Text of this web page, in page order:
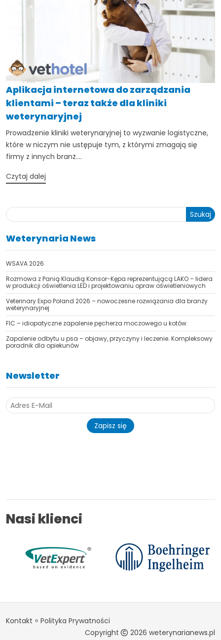
Aplikacja internetowa do zarządzania
klientami – teraz także dla kliniki
weterynaryjnej
Prowadzenie kliniki weterynaryjnej to wyzwanie logistyczne,
które w niczym nie ustępuje tym, z którymi zmagają się
firmy z innych branż....
Czytaj dalej
Szukaj
Weterynaria News
WSAVA 2026
Rozmowa z Panią Klaudią Konsor-Kępa reprezentującą LAKO – lidera
w produkcji oświetlenia LED i projektowaniu opraw oświetleniowych
Veterinary Expo Poland 2026 – nowoczesne rozwiązania dla branży
weterynaryjnej
FIC – idiopatyczne zapalenie pęcherza moczowego u kotów.
Zapalenie odbytu u psa – objawy, przyczyny i leczenie. Kompleksowy
poradnik dla opiekunów
Newsletter
Zapisz się
Nasi klienci
Kontakt
Polityka Prywatności
Copyright
2026 weterynarianews.pl